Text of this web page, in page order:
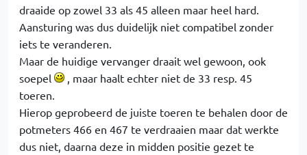
draaide op zowel 33 als 45 alleen maar heel hard.
Aansturing was dus duidelijk niet compatibel zonder
iets te veranderen.
Maar de huidige vervanger draait wel gewoon, ook
soepel
, maar haalt echter niet de 33 resp. 45
toeren.
Hierop geprobeerd de juiste toeren te behalen door de
potmeters 466 en 467 te verdraaien maar dat werkte
dus niet, daarna deze in midden positie gezet te